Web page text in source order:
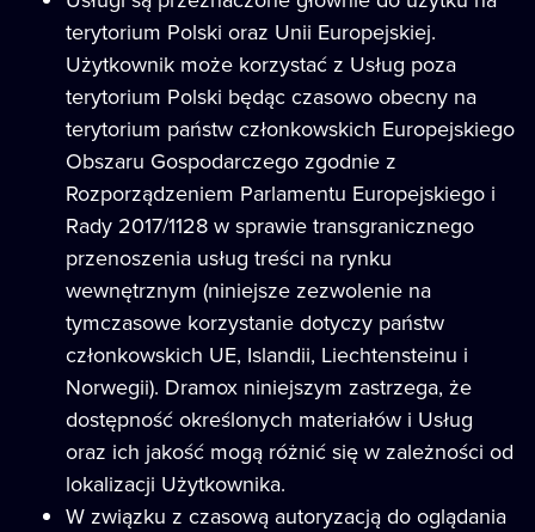
terytorium Polski oraz Unii Europejskiej.
Użytkownik może korzystać z Usług poza
terytorium Polski będąc czasowo obecny na
terytorium państw członkowskich Europejskiego
Obszaru Gospodarczego zgodnie z
Rozporządzeniem Parlamentu Europejskiego i
Rady 2017/1128 w sprawie transgranicznego
przenoszenia usług treści na rynku
wewnętrznym (niniejsze zezwolenie na
tymczasowe korzystanie dotyczy państw
członkowskich UE, Islandii, Liechtensteinu i
Norwegii). Dramox niniejszym zastrzega, że
dostępność określonych materiałów i Usług
oraz ich jakość mogą różnić się w zależności od
lokalizacji Użytkownika.
W związku z czasową autoryzacją do oglądania